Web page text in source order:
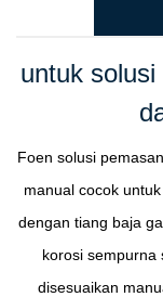
untuk
Foen solusi
manual cocok
dengan tiang baja
korosi sempurna
disesuaikan